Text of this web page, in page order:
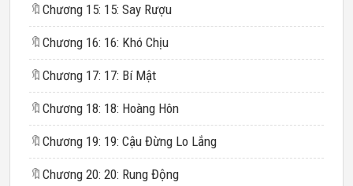
🔖 Chương 15: 15: Say Rượu
🔖 Chương 16: 16: Khó Chịu
🔖 Chương 17: 17: Bí Mật
🔖 Chương 18: 18: Hoàng Hôn
🔖 Chương 19: 19: Cậu Đừng Lo Lắng
🔖 Chương 20: 20: Rung Động